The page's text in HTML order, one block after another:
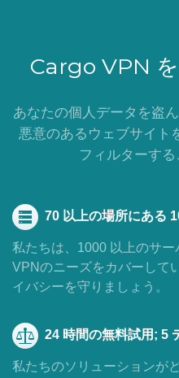
Cargo VPN
あなたの個人データを盗
悪意のあるウェブサイト
フィルターする
70 以上の場所にある
私たちは、1000 以上のサ
VPNのニーズをカバーして
イバシーを守りましょう。
24 時間の無料試用; 5
私たちのソリューションが